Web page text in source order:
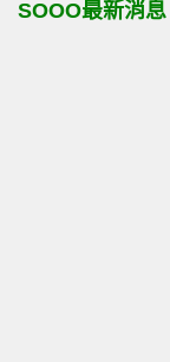
SOOO最新消息